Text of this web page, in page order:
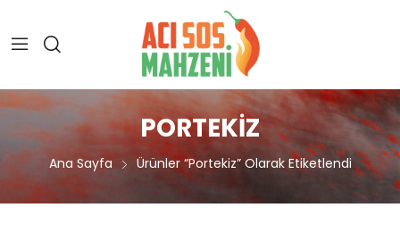
PORTEKIZ
Ana Sayfa Ürünler “portekiz” Olarak Etiketlendi